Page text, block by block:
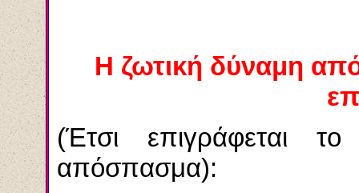
Η ζωτική δύναμη
(Έτσι επιγράφεται
απόσπασμα):